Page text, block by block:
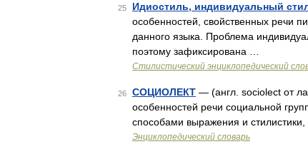
25 Идиостиль, индивидуальный
особенностей, свойственных речи
данного языка. Проблема
поэтому зафиксирована …
Стилистический энциклопедический
26 СОЦИОЛЕКТ — (англ. sociolect от
особенностей речи социальной
способами выражения и
Энциклопедический словарь